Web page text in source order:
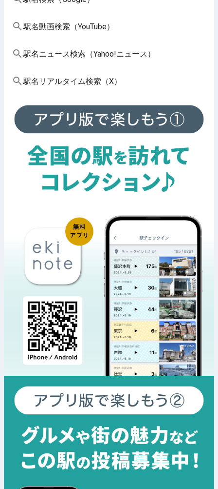
駅名動画検索（YouTube）
駅名ニュース検索（Yahoo!ニュース）
駅名リアルタイム検索（X）